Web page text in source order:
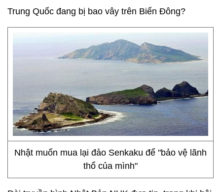
Trung Quốc đang bị bao vây trên Biển Đông?
Nhật muốn mua lại đảo Senkaku để "bảo vệ lãnh
thổ của mình"